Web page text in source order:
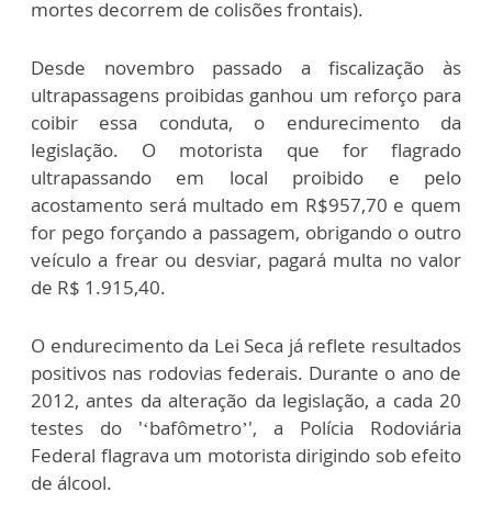
mortes decorrem de colisões frontais).
Desde novembro passado a fiscalização às
ultrapassagens proibidas ganhou um reforço para
coibir essa conduta, o endurecimento da
legislação. O motorista que for flagrado
ultrapassando em local proibido e pelo
acostamento será multado em R$957,70 e quem
for pego forçando a passagem, obrigando o outro
veículo a frear ou desviar, pagará multa no valor
de R$ 1.915,40.
O endurecimento da Lei Seca já reflete resultados
positivos nas rodovias federais. Durante o ano de
2012, antes da alteração da legislação, a cada 20
testes do '‘bafômetro’', a Polícia Rodoviária
Federal flagrava um motorista dirigindo sob efeito
de álcool.